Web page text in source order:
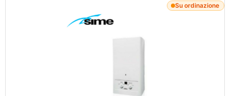
Su ordinazione